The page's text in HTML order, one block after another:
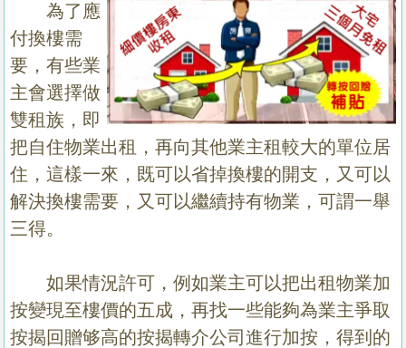
為了應
付換樓需
要，有些業
主會選擇做
雙租族，即
把自住物業出租，再向其他業主租較大的單位居
住，這樣一來，既可以省掉換樓的開支，又可以
解決換樓需要，又可以繼續持有物業，可謂一舉
三得。
如果情況許可，例如業主可以把出租物業加
按變現至樓價的五成，再找一些能夠為業主爭取
按揭回贈够高的按揭轉介公司進行加按，得到的